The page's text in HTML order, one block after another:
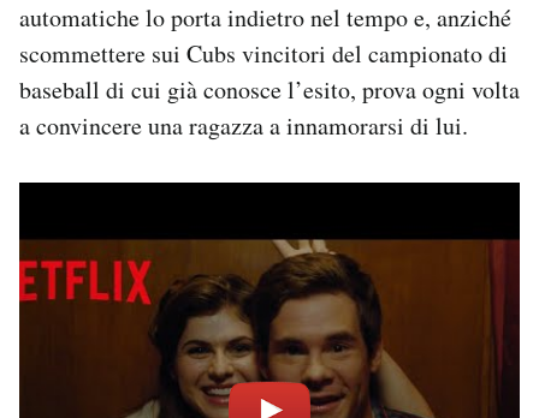
automatiche lo porta indietro nel tempo e, anziché
scommettere sui Cubs vincitori del campionato di
baseball di cui già conosce l’esito, prova ogni volta
a convincere una ragazza a innamorarsi di lui.